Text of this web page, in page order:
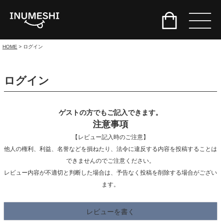
HOME ログイン
ログイン
ゲストの方でもご記入できます。
注意事項
【レビュー記入時のご注意】
他人の権利、利益、名誉などを損ねたり、法令に違反する内容を投稿することは
できませんのでご注意ください。
レビュー内容が不適切と判断した場合は、予告なく投稿を削除する場合がござい
ます。
レビューを書く